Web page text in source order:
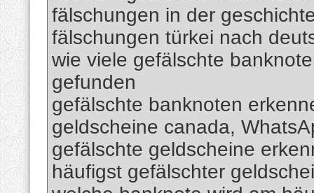
fälschungen in der
fälschungen türkei nach
wie viele gefälschte
gefunden
gefälschte banknoten
geldscheine canada,
gefälschte geldscheine
häufigst gefälschter